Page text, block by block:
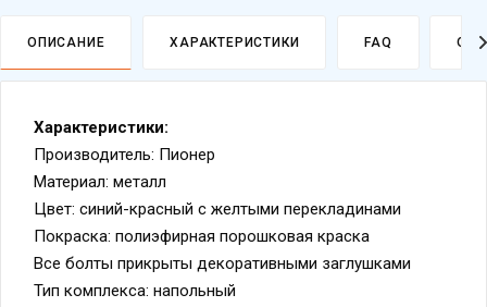
ОПИСАНИЕ ХАРАКТЕРИСТИКИ FAQ
Характеристики:
Производитель: Пионер
Материал: металл
Цвет: синий-красный с желтыми перекладинами
Покраска: полиэфирная порошковая краска
Все болты прикрыты декоративными заглушками
Тип комплекса: напольный